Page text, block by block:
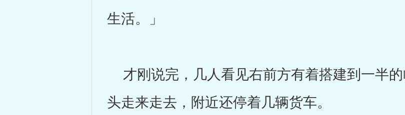
生活。」
才刚说完，几人看见右前方有着搭建到一半
头走来走去，附近还停着几辆货车。